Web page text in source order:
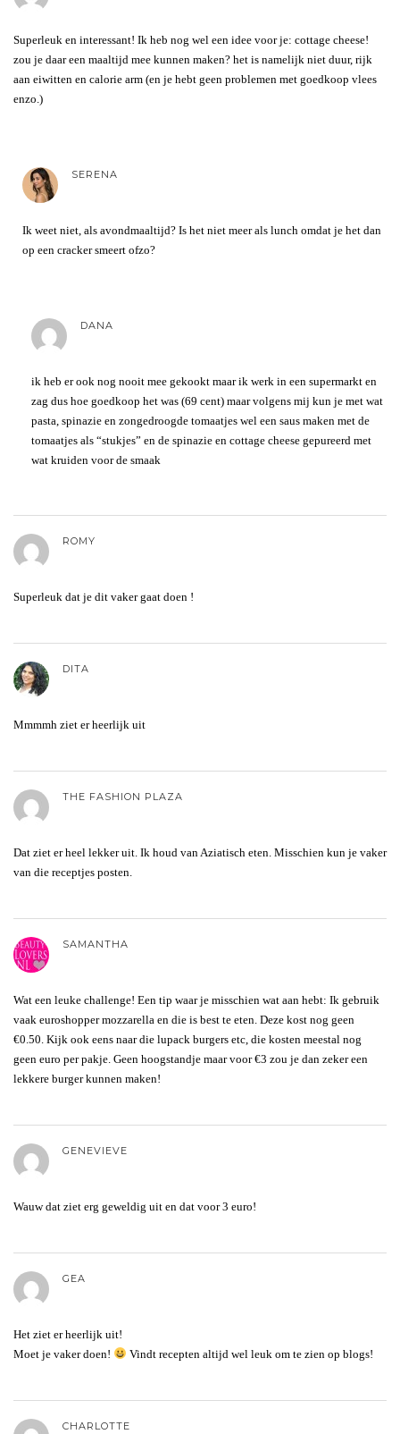
Superleuk en interessant! Ik heb nog wel een idee voor je: cottage cheese!
zou je daar een maaltijd mee kunnen maken? het is namelijk niet duur, rijk
aan eiwitten en calorie arm (en je hebt geen problemen met goedkoop vlees
enzo.)
SERENA
Ik weet niet, als avondmaaltijd? Is het niet meer als lunch omdat je het dan
op een cracker smeert ofzo?
DANA
ik heb er ook nog nooit mee gekookt maar ik werk in een supermarkt en
zag dus hoe goedkoop het was (69 cent) maar volgens mij kun je met wat
pasta, spinazie en zongedroogde tomaatjes wel een saus maken met de
tomaatjes als “stukjes” en de spinazie en cottage cheese gepureerd met
wat kruiden voor de smaak
ROMY
Superleuk dat je dit vaker gaat doen !
DITA
Mmmmh ziet er heerlijk uit
THE FASHION PLAZA
Dat ziet er heel lekker uit. Ik houd van Aziatisch eten. Misschien kun je vaker
van die receptjes posten.
SAMANTHA
Wat een leuke challenge! Een tip waar je misschien wat aan hebt: Ik gebruik
vaak euroshopper mozzarella en die is best te eten. Deze kost nog geen
€0.50. Kijk ook eens naar die lupack burgers etc, die kosten meestal nog
geen euro per pakje. Geen hoogstandje maar voor €3 zou je dan zeker een
lekkere burger kunnen maken!
GENEVIEVE
Wauw dat ziet erg geweldig uit en dat voor 3 euro!
GEA
Het ziet er heerlijk uit!
Moet je vaker doen!
Vindt recepten altijd wel leuk om te zien op blogs!
CHARLOTTE